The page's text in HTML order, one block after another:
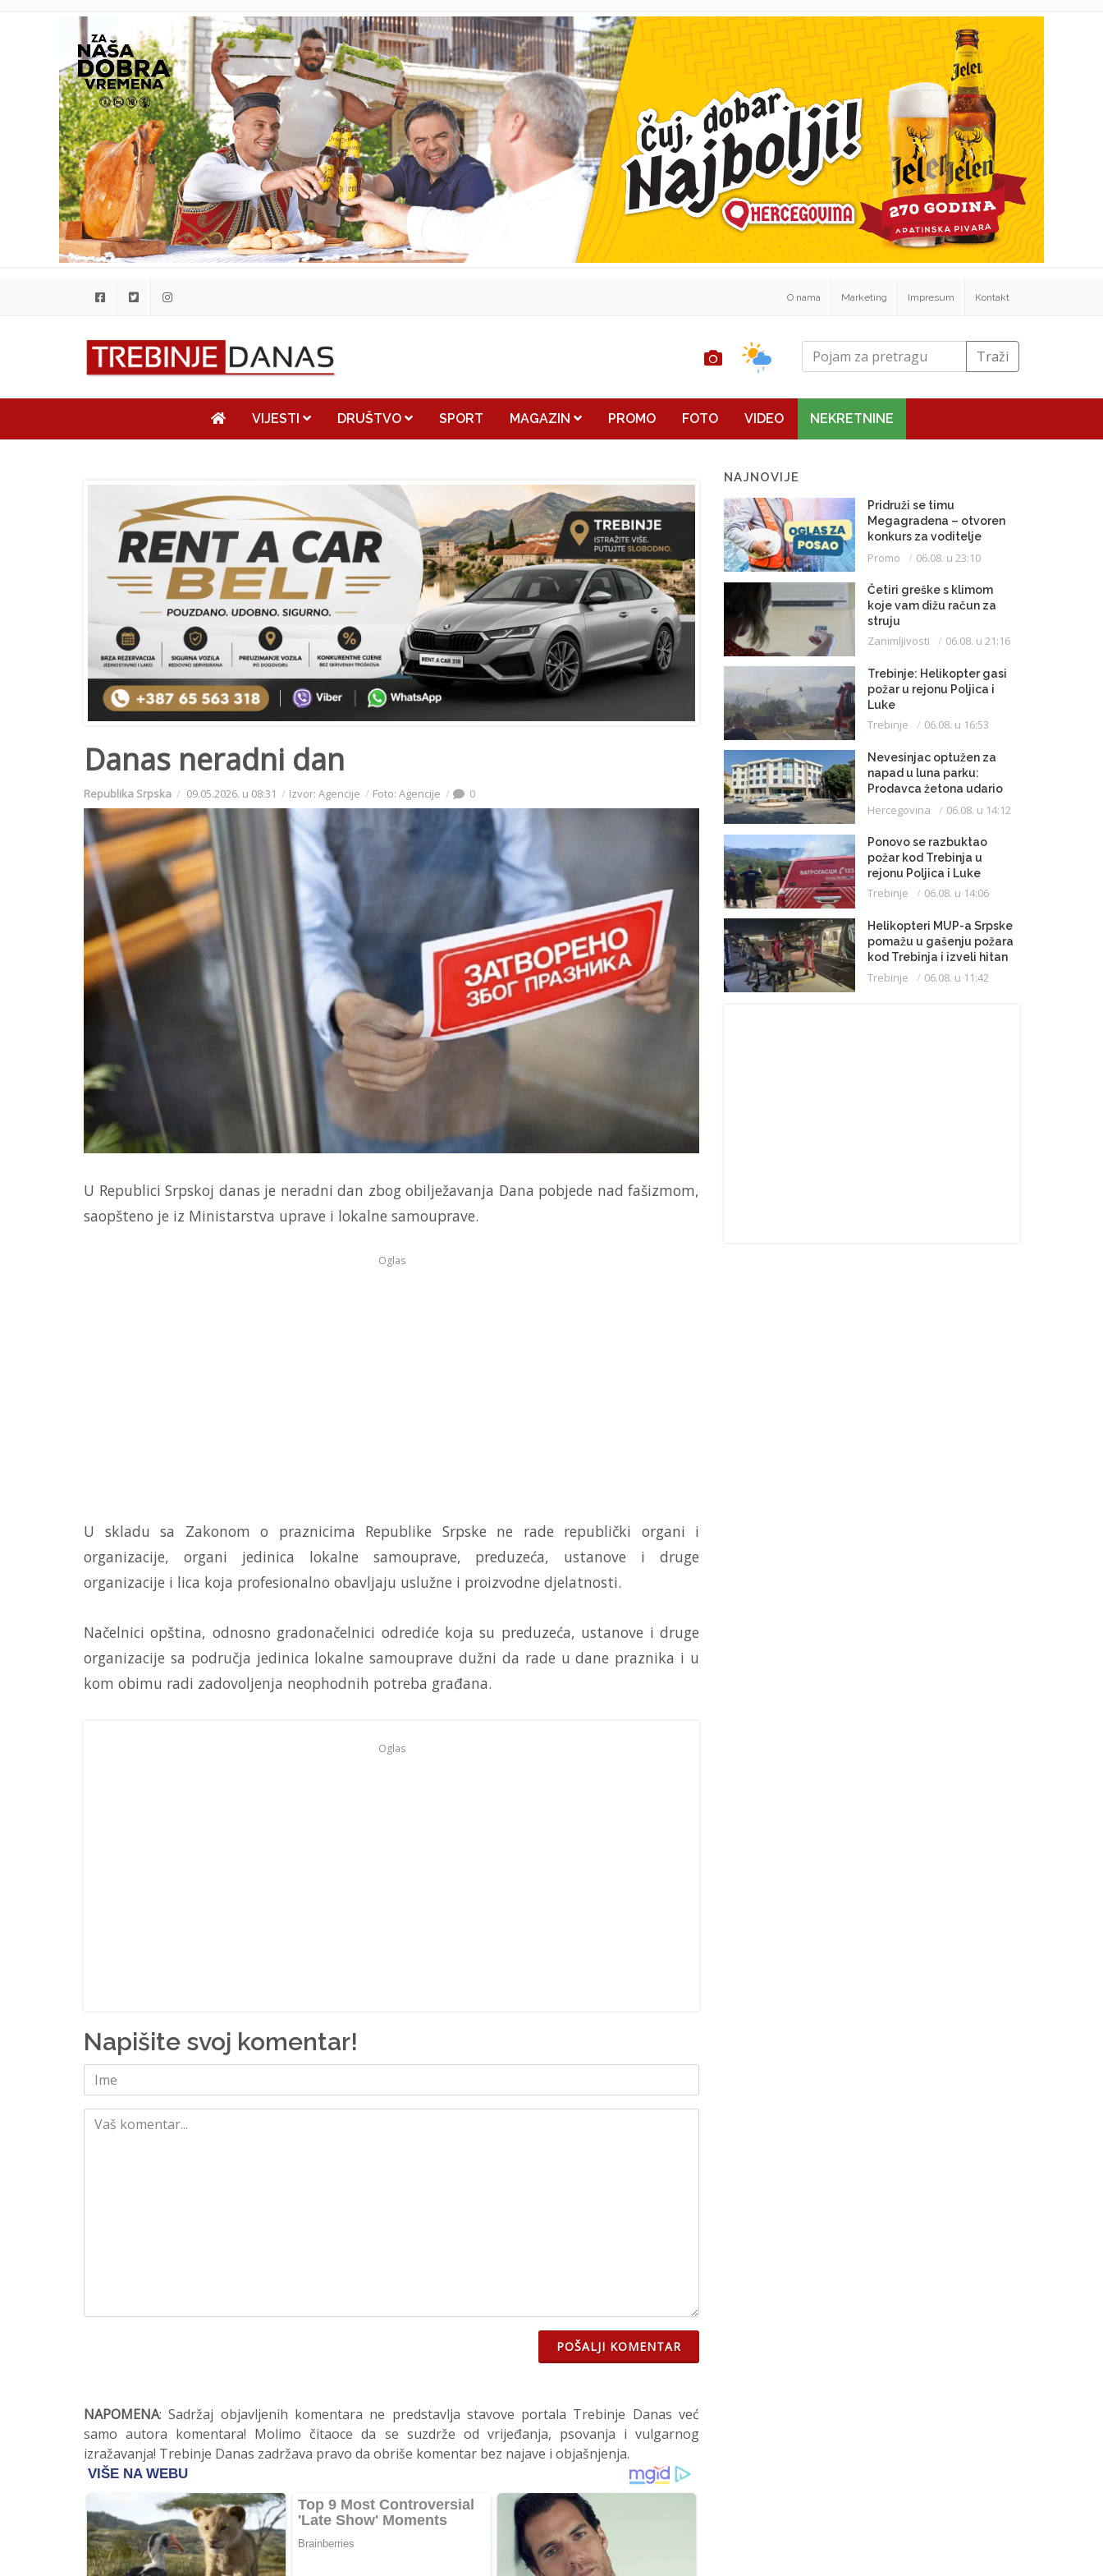
O nama Marketing Impresum Kontakt
Traži
VIJESTI DRUŠTVO SPORT MAGAZIN PROMO FOTO VIDEO NEKRETNINE
Danas neradni dan
Republika Srpska 09.05.2026. u 08:31 Izvor: Agencije Foto: Agencije 0
U Republici Srpskoj danas je neradni dan zbog obilježavanja Dana pobjede nad fašizmom,
saopšteno je iz Ministarstva uprave i lokalne samouprave.
Oglas
U skladu sa Zakonom o praznicima Republike Srpske ne rade republički organi i
organizacije, organi jedinica lokalne samouprave, preduzeća, ustanove i druge
organizacije i lica koja profesionalno obavljaju uslužne i proizvodne djelatnosti.
Načelnici opština, odnosno gradonačelnici odrediće koja su preduzeća, ustanove i druge
organizacije sa područja jedinica lokalne samouprave dužni da rade u dane praznika i u
kom obimu radi zadovoljenja neophodnih potreba građana.
Oglas
Napišite svoj komentar!
POŠALJI KOMENTAR
NAPOMENA: Sadržaj objavljenih komentara ne predstavlja stavove portala Trebinje Danas već
samo autora komentara! Molimo čitaoce da se suzdrže od vrijeđanja, psovanja i vulgarnog
izražavanja! Trebinje Danas zadržava pravo da obriše komentar bez najave i objašnjenja.
NAJNOVIJE
Pridruži se timu
Megagradena – otvoren
konkurs za voditelje
gradilišta
Promo 06.08. u 23:10
Četiri greške s klimom
koje vam dižu račun za
struju
Zanimljivosti 06.08. u 21:16
Trebinje: Helikopter gasi
požar u rejonu Poljica i
Luke
Trebinje 06.08. u 16:53
Nevesinjac optužen za
napad u luna parku:
Prodavca žetona udario
mikrofonom u glavu
Hercegovina 06.08. u 14:12
Ponovo se razbuktao
požar kod Trebinja u
rejonu Poljica i Luke
Trebinje 06.08. u 14:06
Helikopteri MUP-a Srpske
pomažu u gašenju požara
kod Trebinja i izveli hitan
medicinski let do
Beograda
Trebinje 06.08. u 11:42